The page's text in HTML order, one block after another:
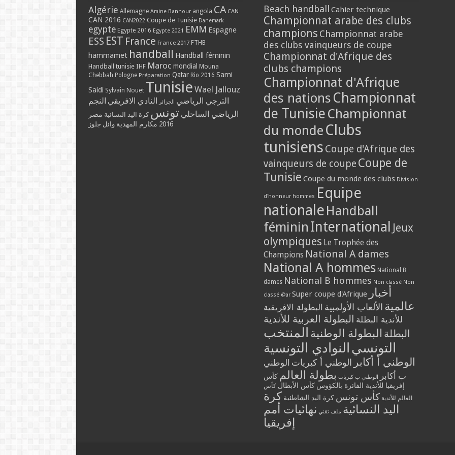
Algérie Allemagne Amine Bannour angola CA CAN
CAN 2016 CAN2022 Coupe de Tunisie Danemark
egypte Egypte 2016 Egypte 2021 EMM Espagne
ESS EST France France 2017 FTHB
hammamet handball Handball féminin
Handball tunisie IHF Maroc mondial Mouna
Chebbah Pologne Préparation Qatar Rio 2016 Sami
Saidi Sylvain Nouet Tunisie Wael Jallouz
الترجي الرياضي الجزائر النادي الافريقي النجم
الرياضي الساحلي تونس كرة اليد النسائية مصر
2016 مكارم المهدية وائل جلوز
Beach handball Cahier technique
Championnat arabe des clubs
champions Championnat arabe
des clubs vainqueurs de coupe
Championnat d'Afrique des
clubs champions
Championnat d'Afrique
des nations Championnat
de Tunisie Championnat
du monde Clubs
tunisiens Coupe d'Afrique des
vainqueurs de coupe Coupe de
Tunisie Coupe du monde des clubs Division
d'honneur hommes Equipe
nationale Handball
féminin International Jeux
olympiques Le Trophée des
Champions National A dames
National A hommes National B
dames National B hommes Non classé Non
classé @ar Super coupe d'Afrique أخبار
عالمية الألعاب الأولمبية البطولة الافريقية
للأندية البطلة البطولة العربية للأندية
البطلة البطولة الوطنية المنتخب
التونسي النوادي التونسية
الوطني أ أكابر الوطني أ كبريات الوطني
ب أكابر
الوطني ب كبريات بطولة العالم كأس
إفريقيا للأندية الفائزة بالكؤوس كأس الأبطال كأس
العالم للأندية كأس تونس كرة اليد الشاطئية كرة
اليد النسائية ملف تقني نهائيات أمم
إفريقيا